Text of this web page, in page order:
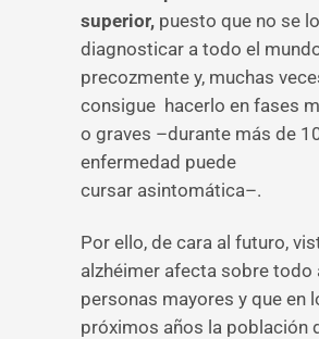
superior, puesto que no se
diagnosticar a todo el
precozmente y, muchas
consigue hacerlo en fases
o graves –durante más de
enfermedad puede
cursar asintomática–.
Por ello, de cara al futuro,
alzhéimer afecta sobre todo
personas mayores y que en
próximos años la población